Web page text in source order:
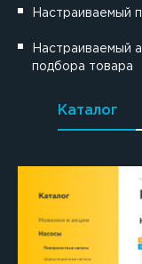
Настраиваемый
Настраиваемый
подбора товара
Каталог